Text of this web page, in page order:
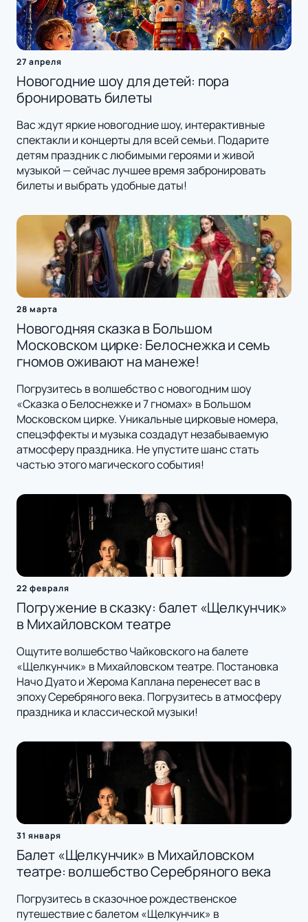
27 апреля
Новогодние шоу для детей: пора
бронировать билеты
Вас ждут яркие новогодние шоу, интерактивные
спектакли и концерты для всей семьи. Подарите
детям праздник с любимыми героями и живой
музыкой — сейчас лучшее время забронировать
билеты и выбрать удобные даты!
28 марта
Новогодняя сказка в Большом
Московском цирке: Белоснежка и семь
гномов оживают на манеже!
Погрузитесь в волшебство с новогодним шоу
«Сказка о Белоснежке и 7 гномах» в Большом
Московском цирке. Уникальные цирковые номера,
спецэффекты и музыка создадут незабываемую
атмосферу праздника. Не упустите шанс стать
частью этого магического события!
22 февраля
Погружение в сказку: балет «Щелкунчик»
в Михайловском театре
Ощутите волшебство Чайковского на балете
«Щелкунчик» в Михайловском театре. Постановка
Начо Дуато и Жерома Каплана перенесет вас в
эпоху Серебряного века. Погрузитесь в атмосферу
праздника и классической музыки!
31 января
Балет «Щелкунчик» в Михайловском
театре: волшебство Серебряного века
Погрузитесь в сказочное рождественское
путешествие с балетом «Щелкунчик» в